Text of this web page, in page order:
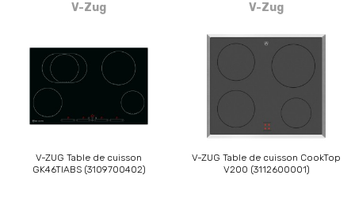
V-Zug
V-ZUG Table de cuisson
GK46TIABS (3109700402)
V-Zug
V-ZUG Table de cuisson CookTop
V200 (3112600001)